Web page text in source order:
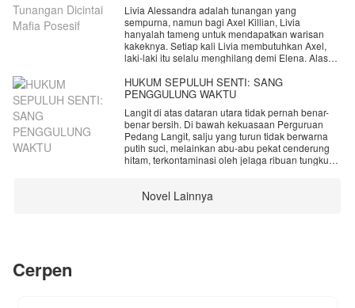
Lagi dan lagi, Raina mendapatkan cap lima jari
dari Rusman di pipinya. Dan yang dibahas adalah
hal yang sama yakni kenapa dia tak kunjung bisa
hamil padahal pernikahan mereka sudah berjalan
Raina Puspita, usianya 25 tahun sekarang. Dia
menikah dengan Rusman Pambudi, pria yang
dulu lembut namun kini berubah setelah mereka
menikah.
Pernikahan yang ia harap menjadi sebuah rumah
baginya, nyatanya menjadi sebuah gubuk derita.
dan tingkah menggemaskan dari Chandran Akash
Dwiangga.
Livia Alessandra adalah tunangan yang
sempurna, namun bagi Axel Killian, Livia
hanyalah tameng untuk mendapatkan warisan
kakeknya. Setiap kali Livia membutuhkan Axel,
laki-laki itu selalu menghilang demi Elena. Alasan
karena sakit.
menghilang dari Axel setelah puncaknya ia
ditinggal Axel saat fitting baju pengantin. Dan saat
itu Livia sudah tahu tentang hubungan Axel dan
Elena dibelakangnya. Ternyata Elena bukan
sahabat perempuan Axel, tapi mantan pacarnya.
membiarkan Livia jatuh. Ia diselamatkan oleh
HUKUM SEPULUH SENTI: SANG
PENGGULUNG WAKTU
Langit di atas dataran utara tidak pernah benar-
benar bersih. Di bawah kekuasaan Perguruan
Pedang Langit, salju yang turun tidak berwarna
putih suci, melainkan abu-abu pekat cenderung
hitam, terkontaminasi oleh jelaga ribuan tungku
adalah hamparan lumpur beku yang dingin,
tempat di mana kasta terendah manusia—para
Novel Lainnya
Cerpen